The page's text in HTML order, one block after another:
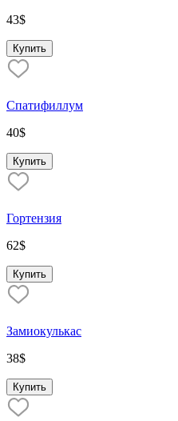
43$
Купить
Спатифиллум
40$
Купить
Гортензия
62$
Купить
Замиокулькас
38$
Купить